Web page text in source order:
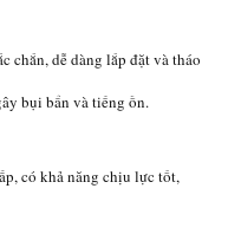
chắn, dễ dàng lắp đặt và tháo
bụi bẩn và tiếng ồn.
có khả năng chịu lực tốt,